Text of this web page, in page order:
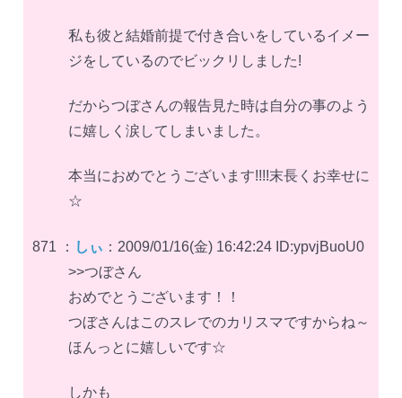
私も彼と結婚前提で付き合いをしているイメー
ジをしているのでビックリしました!
だからつぼさんの報告見た時は自分の事のよう
に嬉しく涙してしまいました。
本当におめでとうございます!!!!末長くお幸せに
☆
871 ： しぃ ：2009/01/16(金) 16:42:24 ID:ypvjBuoU0
>>つぼさん
おめでとうございます！！
つぼさんはこのスレでのカリスマですからね～
ほんっとに嬉しいです☆
しかも